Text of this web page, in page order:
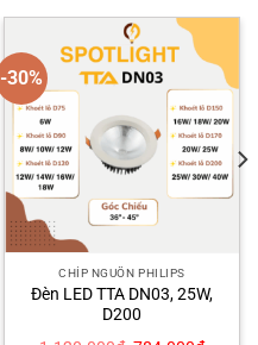
-30%
CHÍP NGUỒN PHILIPS
Đèn LED TTA DN03, 25W,
D200